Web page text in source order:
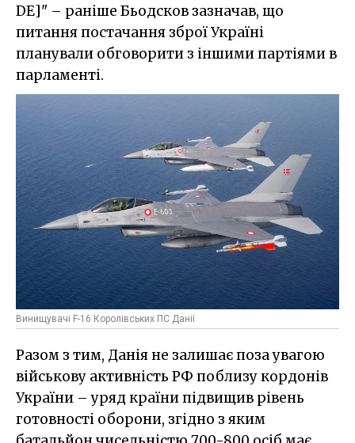
DE]" – раніше Бьодсков зазначав, що
питання постачання зброї Україні
планували обговорити з іншими партіями в
парламенті.
Винищувачі F-16 Королівських ПС Данії
Разом з тим, Данія не залишає поза увагою
військову активність РФ поблизу кордонів
України – уряд країни підвищив рівень
готовності оборони, згідно з яким